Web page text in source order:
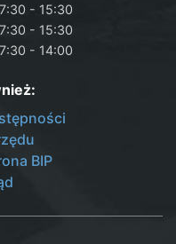
7:30 - 15:30
7:30 - 15:30
7:30 - 14:00
BIP